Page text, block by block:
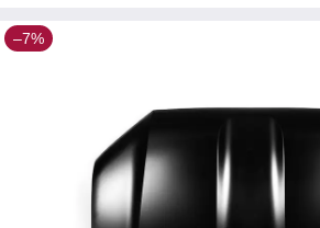
–7%